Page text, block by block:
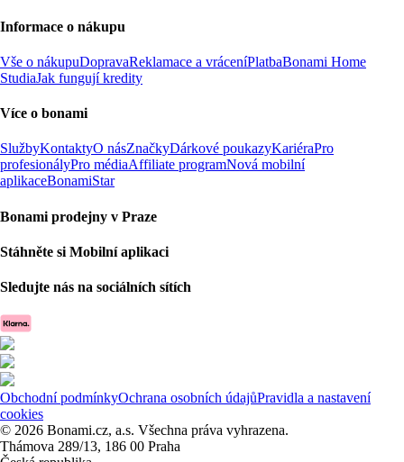
Informace o nákupu
Vše o nákupuDopravaReklamace a vráceníPlatbaBonami Home
StudiaJak fungují kredity
Více o bonami
SlužbyKontaktyO násZnačkyDárkové poukazyKariéraPro
profesionályPro médiaAffiliate programNová mobilní
aplikaceBonamiStar
Bonami prodejny v Praze
Stáhněte si Mobilní aplikaci
Sledujte nás na sociálních sítích
Obchodní podmínkyOchrana osobních údajůPravidla a nastavení
cookies
© 2026 Bonami.cz, a.s. Všechna práva vyhrazena.
Thámova 289/13, 186 00 Praha